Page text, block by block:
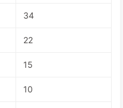
34
22
15
10